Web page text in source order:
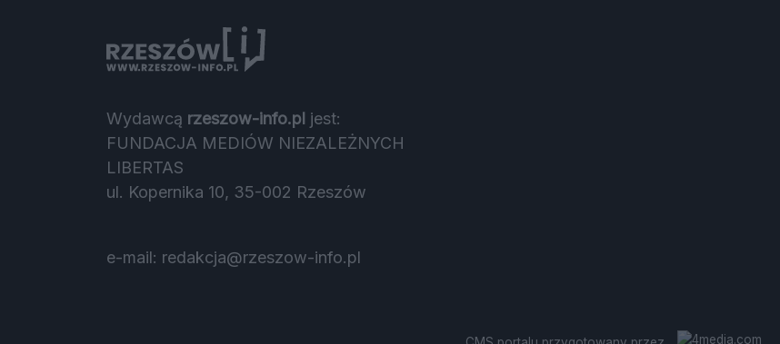
Wydawcą rzeszow-info.pl jest:
FUNDACJA MEDIÓW NIEZALEŻNYCH
LIBERTAS
ul. Kopernika 10, 35-002 Rzeszów
e-mail: redakcja@rzeszow-info.pl